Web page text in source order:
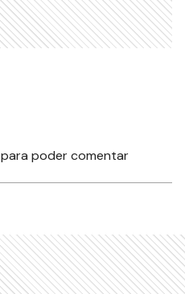
para poder comentar